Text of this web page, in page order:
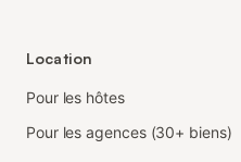
Location
Pour les hôtes
Pour les agences (30+ biens)